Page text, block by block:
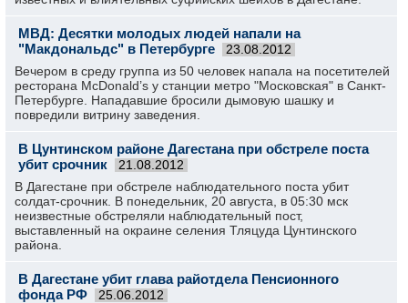
МВД: Десятки молодых людей напали на
"Макдональдс" в Петербурге
23.08.2012
Вечером в среду группа из 50 человек напала на посетителей
ресторана McDonald’s у станции метро "Московская" в Санкт-
Петербурге. Нападавшие бросили дымовую шашку и
повредили витрину заведения.
В Цунтинском районе Дагестана при обстреле поста
убит срочник
21.08.2012
В Дагестане при обстреле наблюдательного поста убит
солдат-срочник. В понедельник, 20 августа, в 05:30 мск
неизвестные обстреляли наблюдательный пост,
выставленный на окраине селения Тляцуда Цунтинского
района.
В Дагестане убит глава райотдела Пенсионного
фонда РФ
25.06.2012